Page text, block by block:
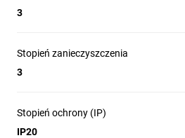
3
Stopień zanieczyszczenia
3
Stopień ochrony (IP)
IP20